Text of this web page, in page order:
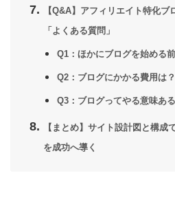
【Q&A】アフィリエイト特化
「よくある質問」
Q1：ほかにブログを始める
Q2：ブログにかかる費用は？
Q3：ブログってやる意味あ
【まとめ】サイト設計図と構成
を成功へ導く